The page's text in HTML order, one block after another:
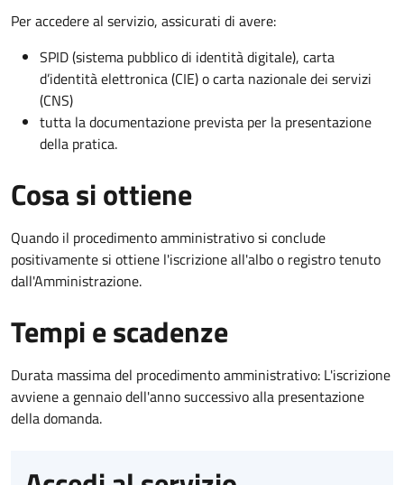
Per accedere al servizio, assicurati di avere:
SPID (sistema pubblico di identità digitale), carta
d’identità elettronica (CIE) o carta nazionale dei servizi
(CNS)
tutta la documentazione prevista per la presentazione
della pratica.
Cosa si ottiene
Quando il procedimento amministrativo si conclude
positivamente si ottiene l'iscrizione all'albo o registro tenuto
dall'Amministrazione.
Tempi e scadenze
Durata massima del procedimento amministrativo: L'iscrizione
avviene a gennaio dell'anno successivo alla presentazione
della domanda.